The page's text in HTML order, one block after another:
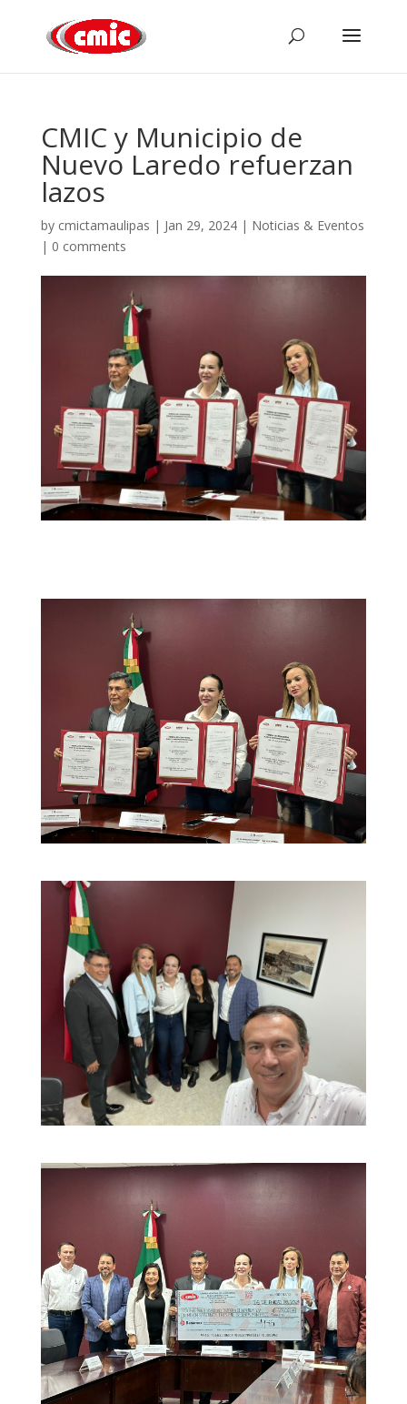
CMIC y Municipio de
Nuevo Laredo refuerzan
lazos
by cmictamaulipas | Jan 29, 2024| Noticias & Eventos
| 0 comments